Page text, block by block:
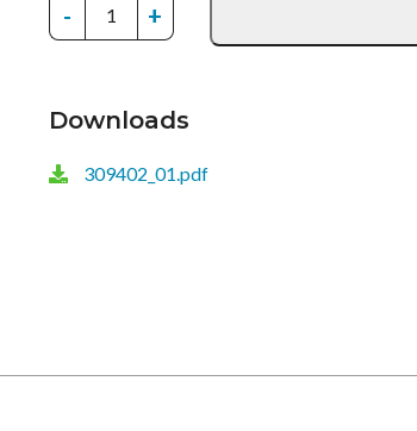
- +
Downloads
309402_01.pdf